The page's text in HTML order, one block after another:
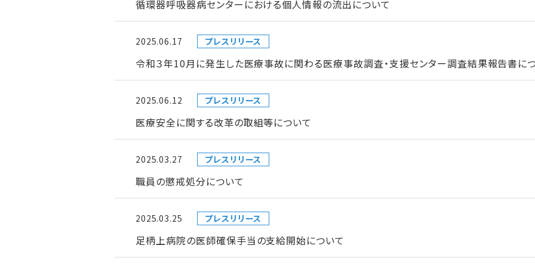
循環器呼吸器病センターにおける個人情報の流出について
2025.06.17 プレスリリース
令和３年10月に発生した医療事故に関わる医療事故調査・支援センター調査結果報告書に
2025.06.12 プレスリリース
医療安全に関する改革の取組等について
2025.03.27 プレスリリース
職員の懲戒処分について
2025.03.25 プレスリリース
足柄上病院の医師確保手当の支給開始について